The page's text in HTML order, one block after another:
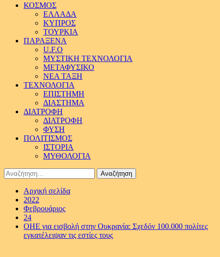
ΚΟΣΜΟΣ
ΕΛΛΑΔΑ
ΚΥΠΡΟΣ
ΤΟΥΡΚΙΑ
ΠΑΡΑΞΕΝΑ
U.F.O
ΜΥΣΤΙΚΗ ΤΕΧΝΟΛΟΓΙΑ
ΜΕΤΑΦΥΣΙΚΟ
ΝΕΑ ΤΑΞΗ
ΤΕΧΝΟΛΟΓΙΑ
ΕΠΙΣΤΗΜΗ
ΔΙΑΣΤΗΜΑ
ΔΙΑΤΡΟΦΗ
ΔΙΑΤΡΟΦΗ
ΦΥΣΗ
ΠΟΛΙΤΙΣΜΟΣ
ΙΣΤΟΡΙΑ
ΜΥΘΟΛΟΓΙΑ
Αναζήτηση
για:
Αρχική σελίδα
2022
Φεβρουάριος
24
ΟΗΕ για εισβολή στην Ουκρανία: Σχεδόν 100.000 πολίτες
εγκατέλειψαν τις εστίες τους